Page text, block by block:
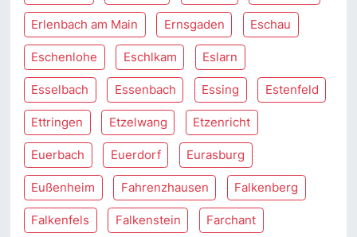
Erlenbach am Main Ernsgaden Eschau
Eschenlohe Eschlkam Eslarn
Esselbach Essenbach Essing Estenfeld
Ettringen Etzelwang Etzenricht
Euerbach Euerdorf Eurasburg
Eußenheim Fahrenzhausen Falkenberg
Falkenfels Falkenstein Farchant